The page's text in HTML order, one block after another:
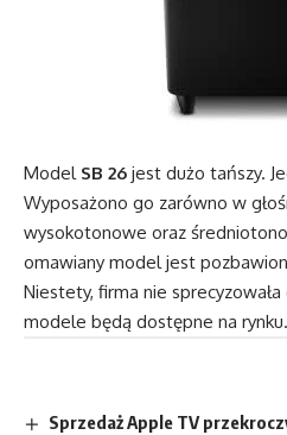
Model SB 26 jest dużo tańszy.
Wyposażono go zarówno w
wysokotonowe oraz
omawiany model jest
Niestety, firma nie
modele będą dostępne na rynku.
Sprzedaż Apple TV